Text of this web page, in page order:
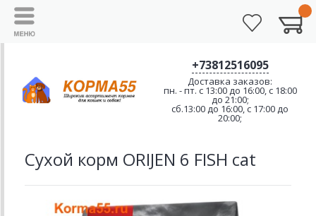
+73812516095
Доставка заказов:
пн. - пт. с 13:00 до 16:00, с 18:00
до 21:00;
сб.13:00 до 16:00, с 17:00 до
20:00;
Сухой корм ORIJEN 6 FISH cat